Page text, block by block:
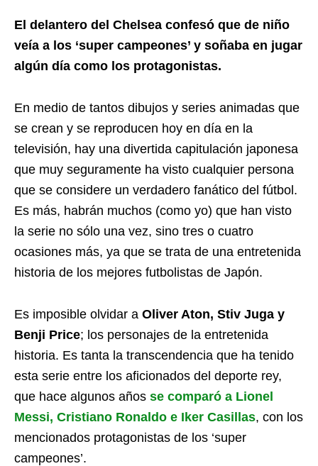
El delantero del Chelsea confesó que de niño
veía a los ‘super campeones’ y soñaba en jugar
algún día como los protagonistas.
En medio de tantos dibujos y series animadas que
se crean y se reproducen hoy en día en la
televisión, hay una divertida capitulación japonesa
que muy seguramente ha visto cualquier persona
que se considere un verdadero fanático del fútbol.
Es más, habrán muchos (como yo) que han visto
la serie no sólo una vez, sino tres o cuatro
ocasiones más, ya que se trata de una entretenida
historia de los mejores futbolistas de Japón.
Es imposible olvidar a Oliver Aton, Stiv Juga y
Benji Price; los personajes de la entretenida
historia. Es tanta la transcendencia que ha tenido
esta serie entre los aficionados del deporte rey,
que hace algunos años se comparó a Lionel
Messi, Cristiano Ronaldo e Iker Casillas, con los
mencionados protagonistas de los ‘super
campeones’.